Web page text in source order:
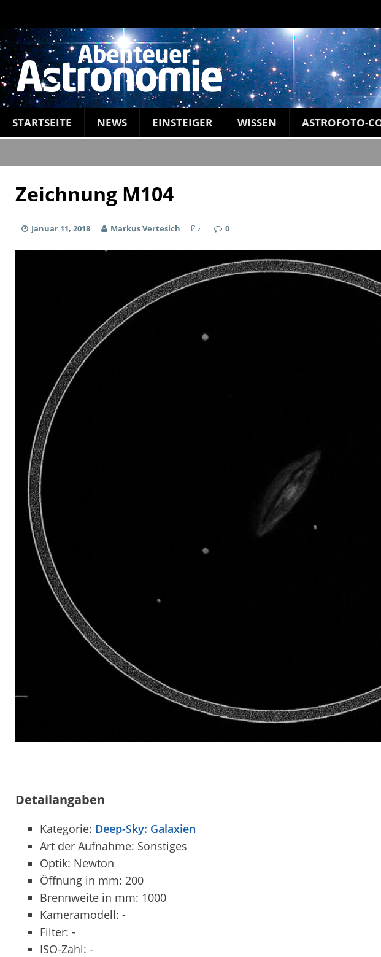
STARTSEITE NEWS EINSTEIGER WISSEN ASTROFOTO-
Zeichnung M104
Januar 11, 2018 Markus Vertesich 0
Detailangaben
Kategorie: Deep-Sky: Galaxien
Art der Aufnahme: Sonstiges
Optik: Newton
Öffnung in mm: 200
Brennweite in mm: 1000
Kameramodell: -
Filter: -
ISO-Zahl: -